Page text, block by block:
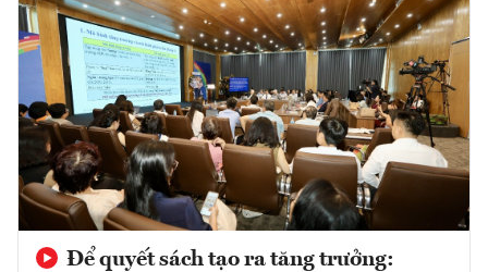
Để quyết sách tạo ra tăng trưởng: